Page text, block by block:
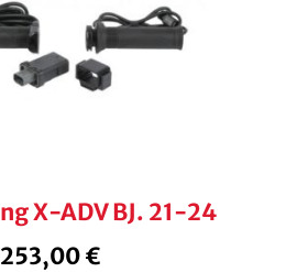
X-ADV BJ. 21-24
253,00€